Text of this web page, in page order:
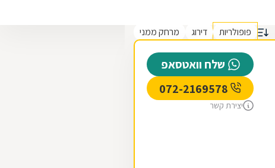
פופולריות דירוג מרחק ממני
שלח וואטסאפ
יצירת קשר